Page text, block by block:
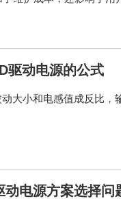
驱动电源的公式
大小和电感值成反比
动电源方案选择问